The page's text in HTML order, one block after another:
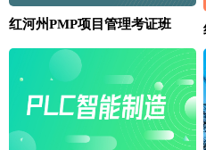
红河州PMP项目管理考证班